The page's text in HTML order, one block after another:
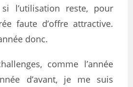
l’utilisation reste, pour
faute d’offre attractive.
donc.
comme l’année
d’avant, je me suis